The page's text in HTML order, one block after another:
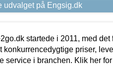
udvalget på Engsig.dk
startede i 2011, med
konkurrencedygtige priser,
service i branchen. Klik her